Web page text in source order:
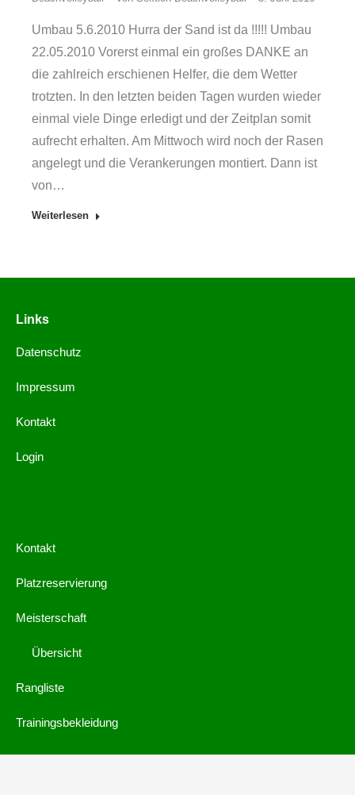
Umbau 5.6.2010 Hurra der Sand ist da !!!!! Umbau
22.05.2010 Vorerst einmal ein großes DANKE an
die zahlreich erschienen Helfer, die dem Wetter
trotzten. In den letzten beiden Tagen wurden wieder
einmal viele Dinge erledigt und der Zeitplan somit
aufrecht erhalten. Am Mittwoch wird noch der Rasen
angelegt und die Verankerungen montiert. Dann ist
von…
Weiterlesen
Links
Datenschutz
Impressum
Kontakt
Login
Kontakt
Platzreservierung
Meisterschaft
Übersicht
Rangliste
Trainingsbekleidung